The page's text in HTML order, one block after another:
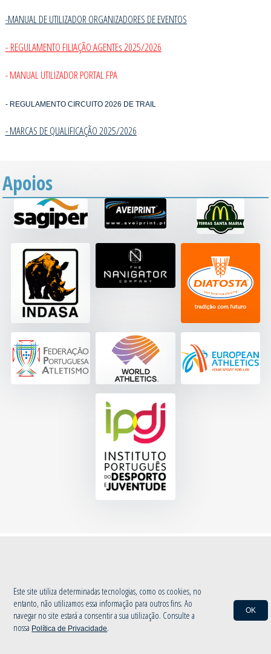
Este site utiliza determinadas tecnologias, como os cookies, no
entanto, não utilizamos essa informação para outros fins. Ao
navegar no site estará a consentir a sua utilização. Consulte a
nossa Política de Privacidade.
OK
-MANUAL DE UTILIZADOR ORGANIZADORES DE EVENTOS
- REGULAMENTO FILIAÇÃO AGENTEs 2025/2026
- MANUAL UTILIZADOR PORTAL FPA
- REGULAMENTO CIRCUITO 2026 DE TRAIL
- MARCAS DE QUALIFICAÇÃO 2025/2026
Apoios